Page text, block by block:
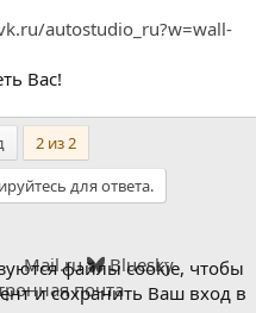
autostudio_ru?w=wall-
Вас!
2 из 2
для ответа.
Mail.ru
Bluesky
почта
файлы cookie, чтобы
и сохранить Ваш вход в